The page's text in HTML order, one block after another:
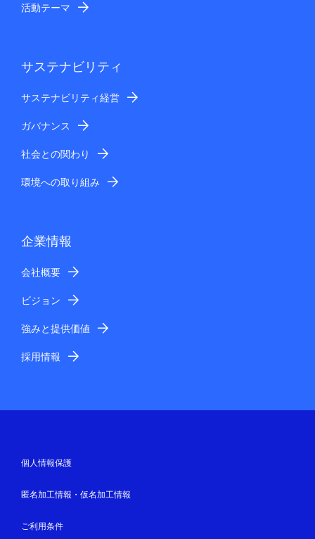
活動テーマ
サステナビリティ
サステナビリティ経営
ガバナンス
社会との関わり
環境への取り組み
企業情報
会社概要
ビジョン
強みと提供価値
採用情報
個人情報保護
匿名加工情報・仮名加工情報
ご利用条件